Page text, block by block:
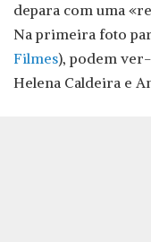
depara com uma
Na primeira foto
Filmes), podem ver-
Helena Caldeira e